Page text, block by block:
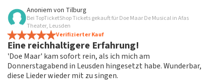
Bewertung von Anoniem über
Nach der Enttäuschung, weil es nicht
weitergegangen ist, hat es mir geholfen,
wieder zu buchen!
Fein!
Die Rezension wurde übersetztOriginal anzeigen
Anoniem von Tilburg
Bei TopTicketShop Tickets gekauft für Doe Maar De Musical in Afas
Theater, Leusden
Verifizierter Kauf
Eine reichhaltigere Erfahrung!
'Doe Maar' kam sofort rein, als ich mich am
Donnerstagabend in Leusden hingesetzt habe. Wunderbar,
diese Lieder wieder mit zu singen.